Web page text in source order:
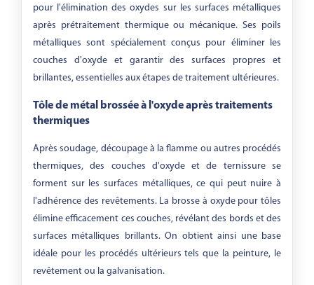
pour l'élimination des oxydes sur les surfaces métalliques
après prétraitement thermique ou mécanique. Ses poils
métalliques sont spécialement conçus pour éliminer les
couches d'oxyde et garantir des surfaces propres et
brillantes, essentielles aux étapes de traitement ultérieures.
Tôle de métal brossée à l'oxyde après traitements
thermiques
Après soudage, découpage à la flamme ou autres procédés
thermiques, des couches d'oxyde et de ternissure se
forment sur les surfaces métalliques, ce qui peut nuire à
l'adhérence des revêtements. La brosse à oxyde pour tôles
élimine efficacement ces couches, révélant des bords et des
surfaces métalliques brillants. On obtient ainsi une base
idéale pour les procédés ultérieurs tels que la peinture, le
revêtement ou la galvanisation.